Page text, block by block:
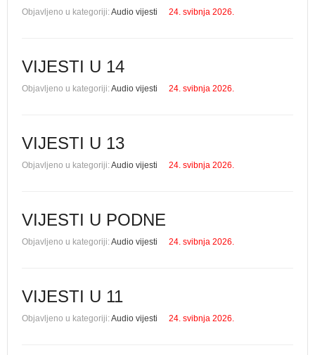
Objavljeno u kategoriji:Audio vijesti 24. svibnja 2026.
VIJESTI U 14
Objavljeno u kategoriji:Audio vijesti 24. svibnja 2026.
VIJESTI U 13
Objavljeno u kategoriji:Audio vijesti 24. svibnja 2026.
VIJESTI U PODNE
Objavljeno u kategoriji:Audio vijesti 24. svibnja 2026.
VIJESTI U 11
Objavljeno u kategoriji:Audio vijesti 24. svibnja 2026.